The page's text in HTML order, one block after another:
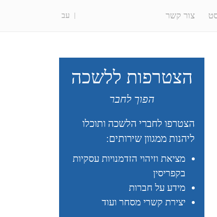
עב צור קשר
הצטרפות ללשכה
הפוך לחבר
הצטרפו לחברי הלשכה ותוכלו
ליהנות ממגוון שירותים:
מציאת וזיהוי הזדמנויות עסקיות
בקפריסין
מידע על חברות
יצירת קשרי מסחר ועוד